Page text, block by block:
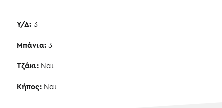
Υ/Δ: 3
Μπάνια:3
Τζάκι: Ναι
Κήπος: Ναι